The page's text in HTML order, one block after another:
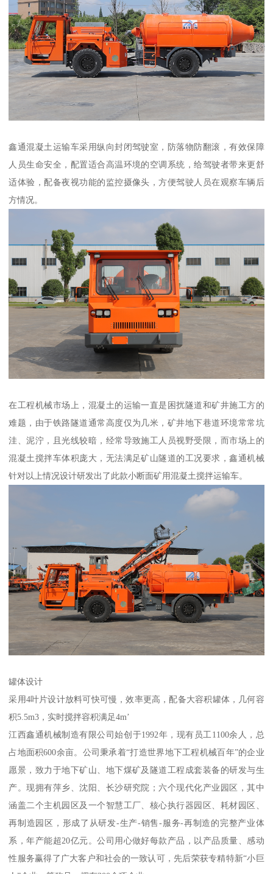
鑫通混凝土运输车采用纵向封闭驾驶室，防落物防翻滚，有效保障
人员生命安全，配置适合高温环境的空调系统，给驾驶者带来更舒
适体验，配备夜视功能的监控摄像头，方便驾驶人员在观察车辆后
方情况。
在工程机械市场上，混凝土的运输一直是困扰隧道和矿井施工方的
难题，由于铁路隧道通常高度仅为几米，矿井地下巷道环境常常坑
洼、泥泞，且光线较暗，经常导致施工人员视野受限，而市场上的
混凝土搅拌车体积庞大，无法满足矿山隧道的工况要求，鑫通机械
针对以上情况设计研发出了此款小断面矿用混凝土搅拌运输车。
罐体设计
采用4叶片设计放料可快可慢，效率更高，配备大容积罐体，几何容
积5.5m3，实时搅拌容积满足4m’
江西鑫通机械制造有限公司始创于1992年，现有员工1100余人，总
占地面积600余亩。公司秉承着“打造世界地下工程机械百年”的企业
愿景，致力于地下矿山、地下煤矿及隧道工程成套装备的研发与生
产。现拥有萍乡、沈阳、长沙研究院；六个现代化产业园区，其中
涵盖二个主机园区及一个智慧工厂、核心执行器园区、耗材园区、
再制造园区，形成了从研发-生产-销售-服务-再制造的完整产业体
系，年产能超20亿元。公司用心做好每款产品，以产品质量、感动
性服务赢得了广大客户和社会的一致认可，先后荣获专精特新“小巨